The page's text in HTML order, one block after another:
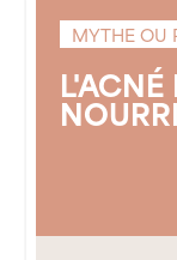
MYTHE OU
L'ACNÉ